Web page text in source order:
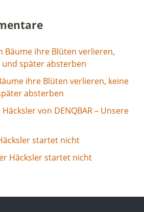
Bäume ihre Blüten verlieren,
später absterben
ihre Blüten verlieren, keine
absterben
Häcksler von DENQBAR – Unsere
startet nicht
Häcksler startet nicht